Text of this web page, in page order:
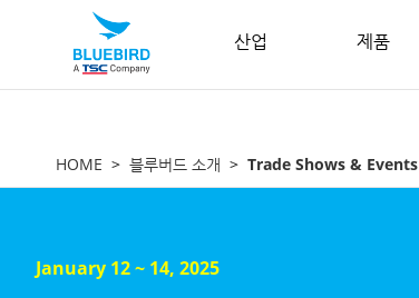
산업 제품
HOME 블루버드 소개 Trade Shows & Events
January 12 ~ 14, 2025